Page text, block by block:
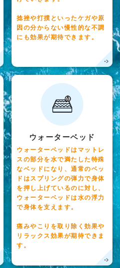
捻挫や打撲といったケガや原
因の分からない慢性的な不調
にも効果が期待できます。
ウォーターベッド
ウォーターベッドはマットレ
スの部分を水で満たした特殊
なベッドになり、通常のベッ
ドはスプリングの弾力で身体
を押し上げているのに対し、
ウォーターベッドは水の浮力
で身体を支えます。
痛みやこりを取り除く効果や
リラックス効果が期待できま
す。